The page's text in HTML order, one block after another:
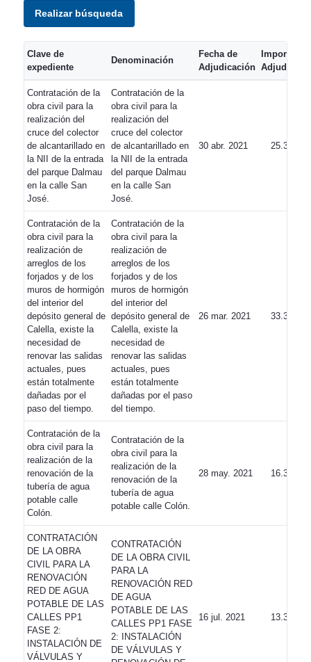
Realizar búsqueda
Clave de
expediente
Denominación
Fecha de
Adjudicación
Importe de
Contratación de la
obra civil para la
realización del
cruce del colector
de alcantarillado en
la NII de la entrada
del parque Dalmau
en la calle San
José.
Contratación de la
obra civil para la
realización del
cruce del colector
de alcantarillado en
la NII de la entrada
del parque Dalmau
en la calle San
José.
30 abr. 2021
Contratación de la
obra civil para la
realización de
arreglos de los
forjados y de los
muros de hormigón
del interior del
depósito general de
Calella, existe la
necesidad de
renovar las salidas
actuales, pues
están totalmente
dañadas por el
paso del tiempo.
Contratación de la
obra civil para la
realización de
arreglos de los
forjados y de los
muros de hormigón
del interior del
depósito general de
Calella, existe la
necesidad de
renovar las salidas
actuales, pues
están totalmente
dañadas por el paso
del tiempo.
26 mar. 2021
Contratación de la
obra civil para la
realización de la
renovación de la
tubería de agua
potable calle
Colón.
Contratación de la
obra civil para la
realización de la
renovación de la
tubería de agua
potable calle Colón.
28 may. 2021
CONTRATACIÓN
DE LA OBRA
CIVIL PARA LA
RENOVACIÓN
RED DE AGUA
POTABLE DE LAS
CALLES PP1
FASE 2:
INSTALACIÓN DE
VÁLVULAS Y
CONTRATACIÓN
DE LA OBRA CIVIL
PARA LA
RENOVACIÓN RED
DE AGUA
POTABLE DE LAS
CALLES PP1 FASE
2: INSTALACIÓN
DE VÁLVULAS Y
16 jul. 2021